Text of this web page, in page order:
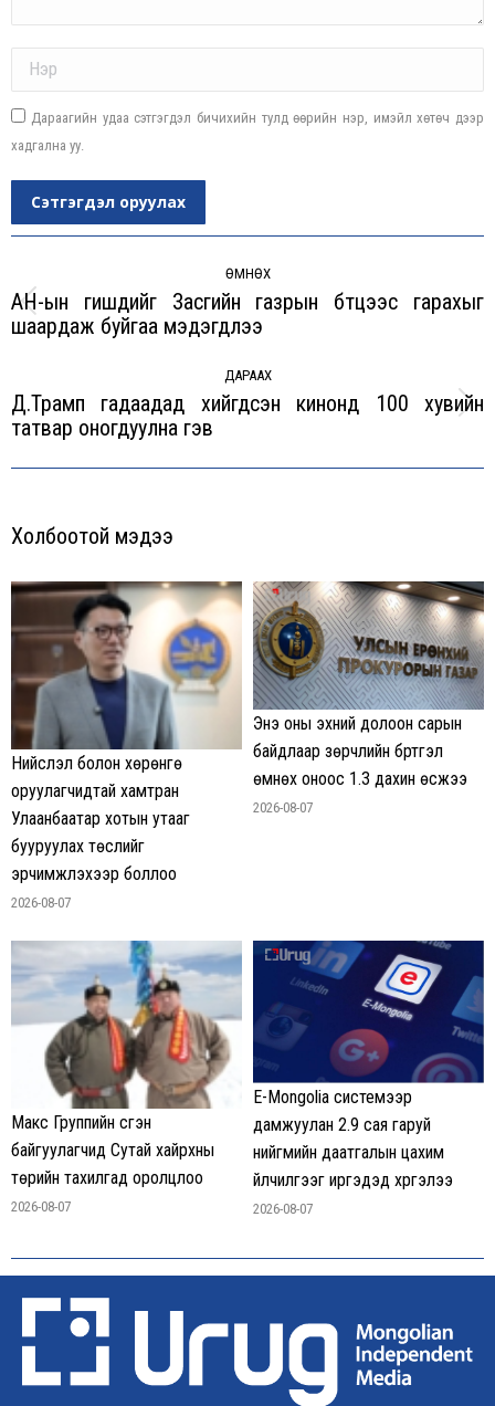
Дараагийн удаа сэтгэгдэл бичихийн тулд өөрийн нэр, имэйл хөтөч дээр
хадгална уу.
Сэтгэгдэл оруулах
navigation
ӨМНӨХ
Previous
АН-ын гишүүдийг Засгийн газрын бүтцээс гарахыг
шаардаж буйгаа мэдэгдлээ
ДАРААХ
Next
Д.Трамп гадаадад хийгдсэн кинонд 100 хувийн
татвар оногдуулна гэв
Холбоотой мэдээ
Нийслэл болон хөрөнгө
оруулагчидтай хамтран
Улаанбаатар хотын утааг
бууруулах төслийг
эрчимжүүлэхээр боллоо
2026-08-07
Энэ оны эхний долоон сарын
байдлаар зөрчлийн бүртгэл
өмнөх оноос 1.3 дахин өсжээ
2026-08-07
Макс Группийн үүсгэн
байгуулагчид Сутай хайрхны
төрийн тахилгад оролцлоо
2026-08-07
E-Mongolia системээр
дамжуулан 2.9 сая гаруй
нийгмийн даатгалын цахим
үйлчилгээг иргэдэд хүргэлээ
2026-08-07